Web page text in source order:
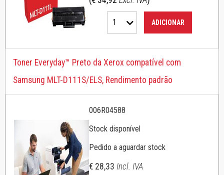
1 ADICIONAR
Toner Everyday™ Preto da Xerox compatível com
Samsung MLT-D111S/ELS, Rendimento padrão
006R04588
Stock disponível
Pedido a aguardar stock
€ 28,33 Incl. IVA